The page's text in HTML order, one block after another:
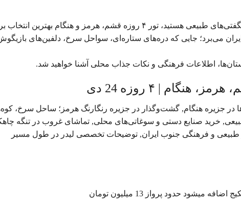
اگر به دنبال سفری کوتاه، پر از رنگ، آرامش و شگفتی‌های طبیعی هستید، تور ۴ روزه قشم، هرمز و هنگام بهترین
می‌برد؛ جایی که دره‌های ستاره‌ای، سواحل سرخ، دلفین‌های
اطلاعات فرهنگی و نکات جذاب محلی آشنا خواهید شد.
| ۴ روزه 24 دی
در جزیره هنگام, گشت‌وگذار در جزیره رنگارنگ هرمز؛ ساحل سرخ،
طبیعی, خرید صنایع دستی و سوغاتی‌های محلی, تماشای غروب در تنگه
و فرهنگی جنوب ایران, توضیحات تخصصی لیدر در طول مسیر